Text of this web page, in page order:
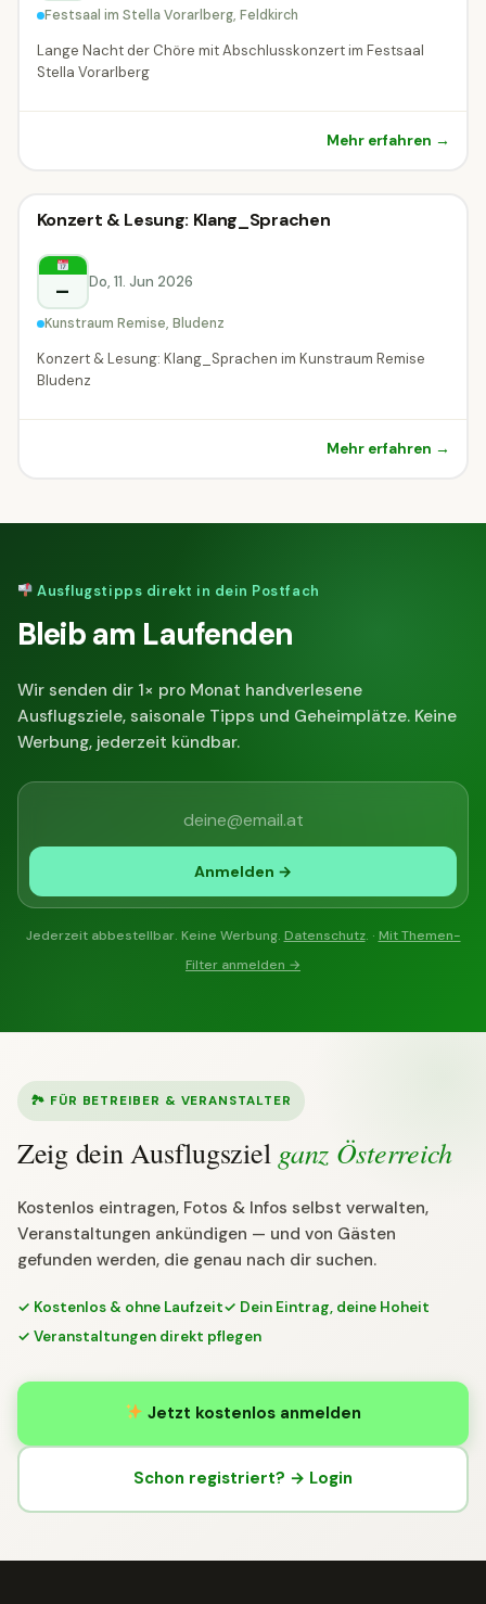
Festsaal im Stella Vorarlberg, Feldkirch
Lange Nacht der Chöre mit Abschlusskonzert im Festsaal
Stella Vorarlberg
Mehr erfahren →
Konzert
Bludenz
Konzert
Konzert & Lesung: Klang_Sprachen
– Do, 11. Jun 2026
Kunstraum Remise, Bludenz
Konzert & Lesung: Klang_Sprachen im Kunstraum Remise
Bludenz
Mehr erfahren →
Ausflugstipps direkt in dein Postfach
Bleib am Laufenden
Wir senden dir 1× pro Monat handverlesene
Ausflugsziele, saisonale Tipps und Geheimplätze. Keine
Werbung, jederzeit kündbar.
Anmelden →
Jederzeit abbestellbar. Keine Werbung. Datenschutz. · Mit Themen-
Filter anmelden →
🏞 FÜR BETREIBER & VERANSTALTER
Zeig dein Ausflugsziel ganz Österreich
Kostenlos eintragen, Fotos & Infos selbst verwalten,
Veranstaltungen ankündigen — und von Gästen
gefunden werden, die genau nach dir suchen.
✓ Kostenlos & ohne Laufzeit✓ Dein Eintrag, deine Hoheit
✓ Veranstaltungen direkt pflegen
Jetzt kostenlos anmelden
Schon registriert? → Login